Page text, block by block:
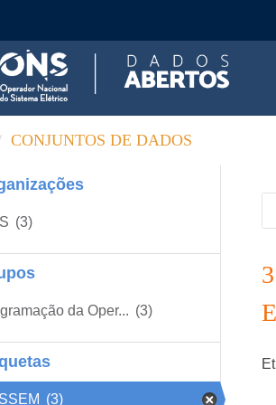
CONJUNTOS DE DADOS
(3)
da Oper... (3)
(3)